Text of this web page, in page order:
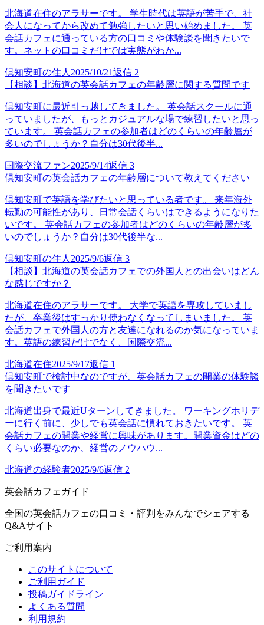
北海道在住のアラサーです。 学生時代は英語が苦手で、社
会人になってから改めて勉強したいと思い始めました。 英
会話カフェに通っている方の口コミや体験談を聞きたいで
す。ネットの口コミだけでは実態がわか...
倶知安町の住人 2025/10/21返信 2
【相談】北海道の英会話カフェの年齢層に関する質問です
倶知安町に最近引っ越してきました。 英会話スクールに通
っていましたが、もっとカジュアルな場で練習したいと思っ
ています。 英会話カフェの参加者はどのくらいの年齢層が
多いのでしょうか？自分は30代後半...
国際交流ファン2025/9/14返信 3
倶知安町の英会話カフェの年齢層について教えてください
倶知安町で英語を学びたいと思っている者です。 来年海外
転勤の可能性があり、日常会話くらいはできるようになりた
いです。 英会話カフェの参加者はどのくらいの年齢層が多
いのでしょうか？自分は30代後半な...
倶知安町の住人 2025/9/6返信 3
【相談】北海道の英会話カフェでの外国人との出会いはどん
な感じですか？
北海道在住のアラサーです。 大学で英語を専攻していまし
たが、卒業後はすっかり使わなくなってしまいました。 英
会話カフェで外国人の方と友達になれるのか気になっていま
す。英語の練習だけでなく、国際交流...
北海道在住2025/9/17返信 1
倶知安町で検討中なのですが、英会話カフェの開業の体験談
を聞きたいです
北海道出身で最近Uターンしてきました。 ワーキングホリデ
ーに行く前に、少しでも英会話に慣れておきたいです。 英
会話カフェの開業や経営に興味があります。開業資金はどの
くらい必要なのか、経営のノウハウ...
北海道の経験者2025/9/6返信 2
英会話カフェガイド
全国の英会話カフェの口コミ・評判をみんなでシェアする
Q&Aサイト
ご利用案内
このサイトについて
ご利用ガイド
投稿ガイドライン
よくある質問
利用規約